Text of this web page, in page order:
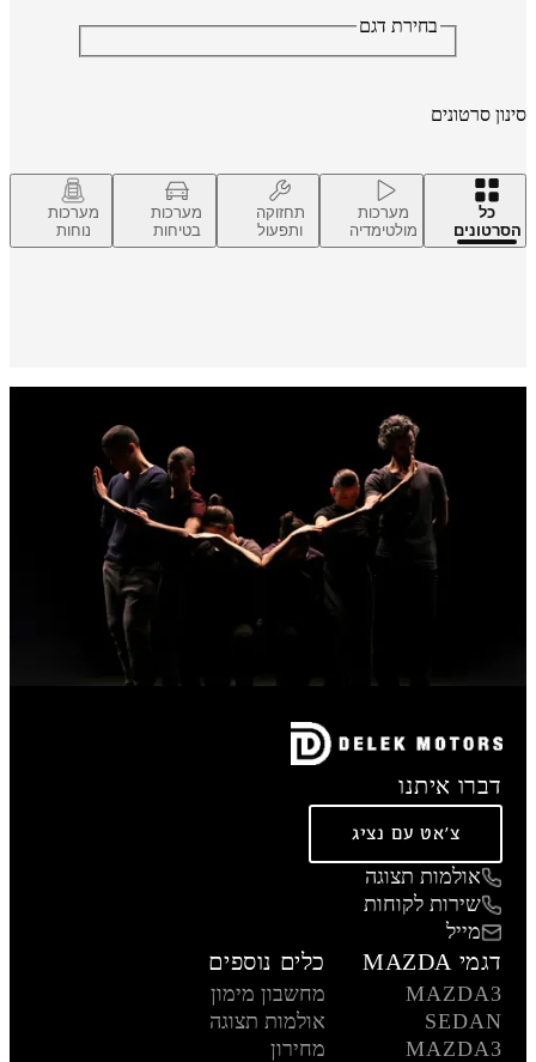
בחירת דגם
סרטונים
מערכות
מולטימדיה
תחזוקה
ותפעול
מערכות
בטיחות
מערכות
נוחות
דברו איתנו
צ'אט עם נציג
אולמות תצוגה
שירות לקוחות
מייל
דגמי MAZDA
MAZDA3
SEDAN
MAZDA3
כלים נוספים
מחשבון מימון
אולמות תצוגה
מחירון